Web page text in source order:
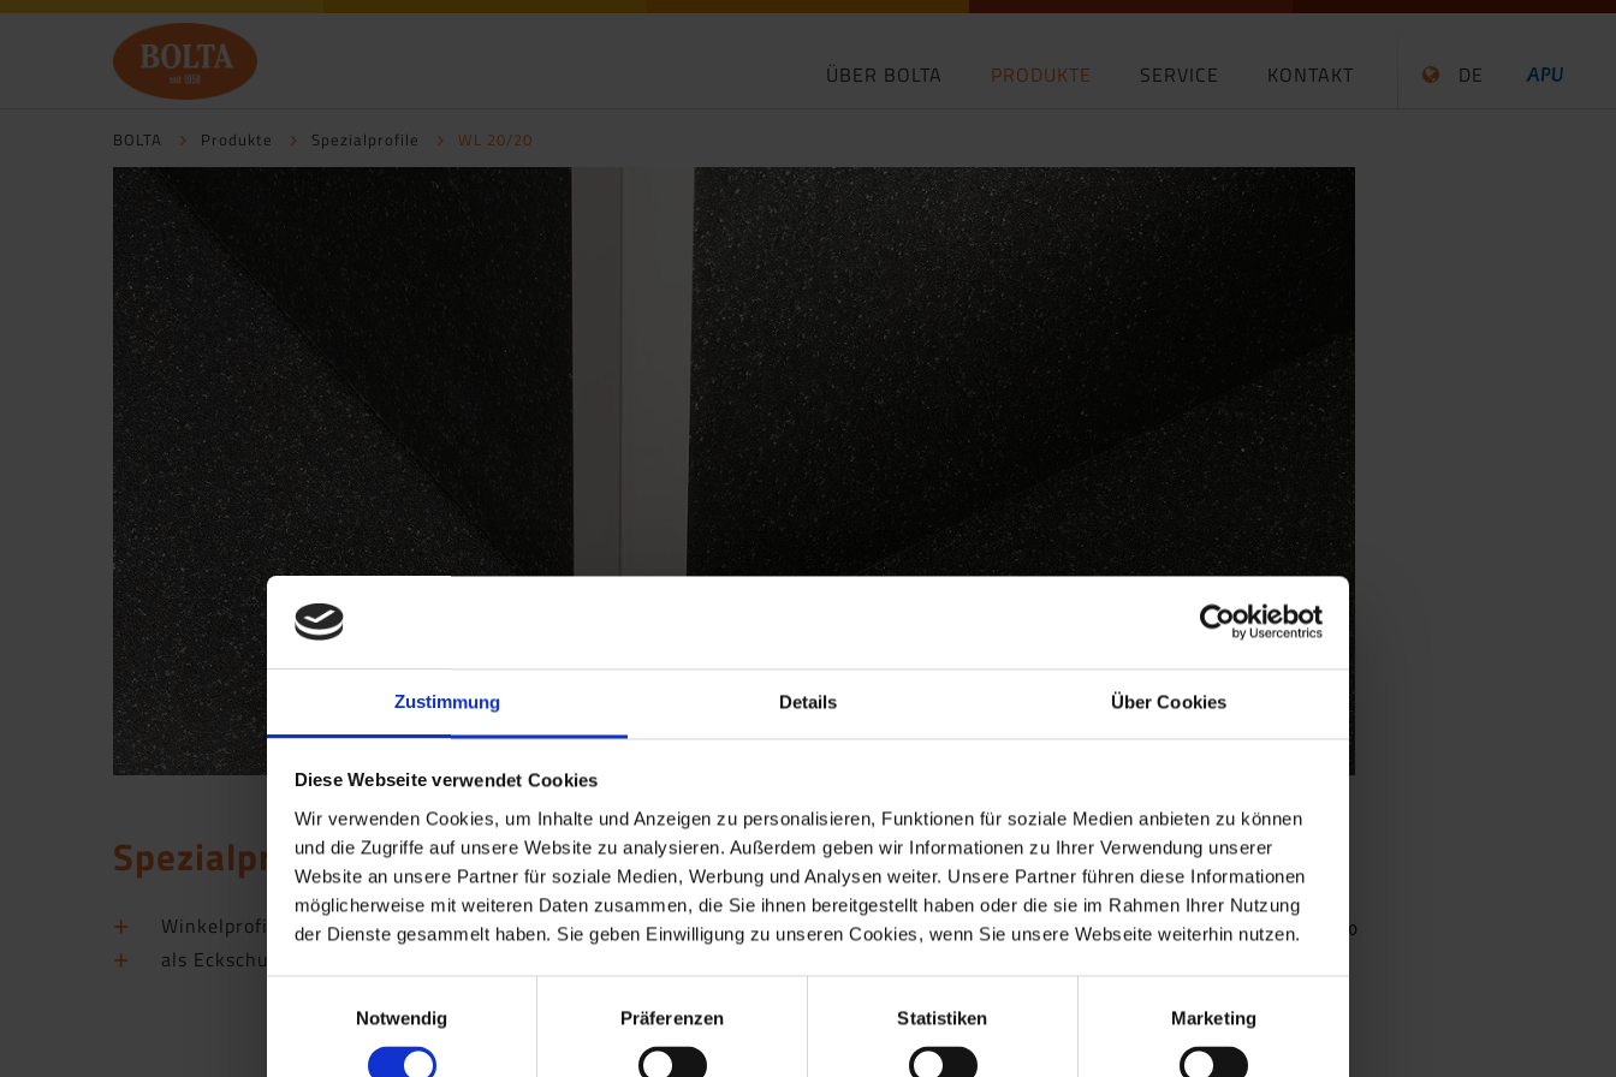
Zustimmung Details Über Cookies
Diese Webseite verwendet Cookies
Wir verwenden Cookies, um Inhalte und Anzeigen zu personalisieren, Funktionen für soziale Medien anbieten zu können
und die Zugriffe auf unsere Website zu analysieren. Außerdem geben wir Informationen zu Ihrer Verwendung unserer
Website an unsere Partner für soziale Medien, Werbung und Analysen weiter. Unsere Partner führen diese Informationen
möglicherweise mit weiteren Daten zusammen, die Sie ihnen bereitgestellt haben oder die sie im Rahmen Ihrer Nutzung
der Dienste gesammelt haben. Sie geben Einwilligung zu unseren Cookies, wenn Sie unsere Webseite weiterhin nutzen.
Notwendig
Präferenzen Statistiken Marketing
ÜBER BOLTA PRODUKTE SERVICE KONTAKT DE
BOLTA Produkte Spezialprofile WL 20/20
Spezialprofil WL 20/20
Winkelprofil aus Hart-PVC
als Eckschutzwinkel für Fensterbänke und Türen oder als Dekorationswinkel